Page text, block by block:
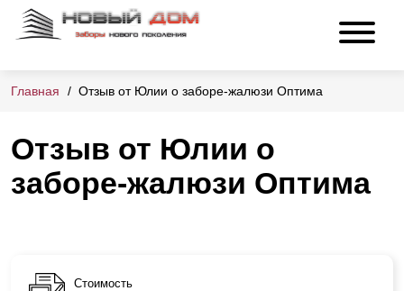
Главная Отзыв от Юлии о заборе-жалюзи Оптима
Отзыв от Юлии о
заборе-жалюзи Оптима
Стоимость